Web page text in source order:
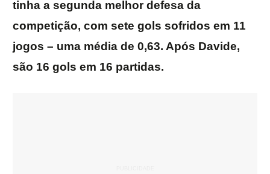
tinha a segunda melhor defesa da
competição, com sete gols sofridos em 11
jogos – uma média de 0,63. Após Davide,
são 16 gols em 16 partidas.